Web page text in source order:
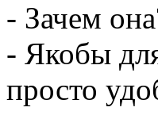
- Зачем
- Якобы
просто